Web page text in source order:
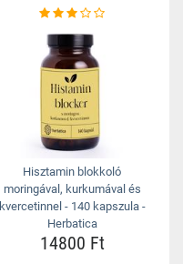
Hisztamin blokkoló
moringával, kurkumával és
kvercetinnel - 140 kapszula -
Herbatica
14800 Ft